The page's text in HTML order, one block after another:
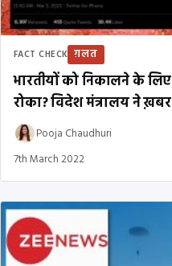
FACT CHECK ग़लत
भारतीयों को निकालने के
रोका? विदेश मंत्रालय ने
Pooja Chaudhuri
7th March 2022